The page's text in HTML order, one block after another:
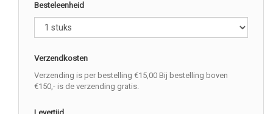
Besteleenheid
Verzendkosten
Verzending is per bestelling €15,00 Bij bestelling boven
€150,- is de verzending gratis.